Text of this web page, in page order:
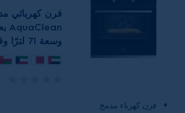
فرن كهربائي
وسعة 71 لترًا وقدرة 3500 واط
فرن كهرباء مدمج